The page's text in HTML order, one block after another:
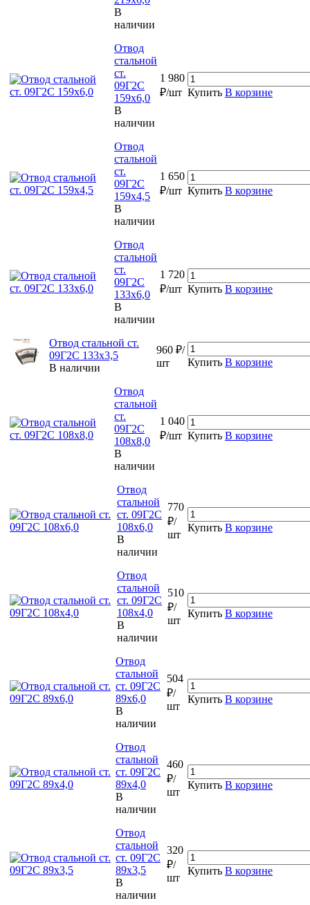
В
наличии
Отвод
стальной
ст.
09Г2С
159х6,0
В
наличии
1 980
₽/шт Купить В корзине
Отвод
стальной
ст.
09Г2С
159х4,5
В
наличии
1 650
₽/шт Купить В корзине
Отвод
стальной
ст.
09Г2С
133х6,0
В
наличии
1 720
₽/шт Купить В корзине
Отвод стальной ст.
09Г2С 133х3,5
В наличии
960 ₽/
шт
Купить В корзине
Отвод
стальной
ст.
09Г2С
108х8,0
В
наличии
1 040
₽/шт Купить В корзине
Отвод
стальной
ст. 09Г2С
108х6,0
В
наличии
770
₽/
шт
Купить В корзине
Отвод
стальной
ст. 09Г2С
108х4,0
В
наличии
510
₽/
шт
Купить В корзине
Отвод
стальной
ст. 09Г2С
89х6,0
В
наличии
504
₽/
шт
Купить В корзине
Отвод
стальной
ст. 09Г2С
89х4,0
В
наличии
460
₽/
шт
Купить В корзине
Отвод
стальной
ст. 09Г2С
89х3,5
В
наличии
320
₽/
шт
Купить В корзине